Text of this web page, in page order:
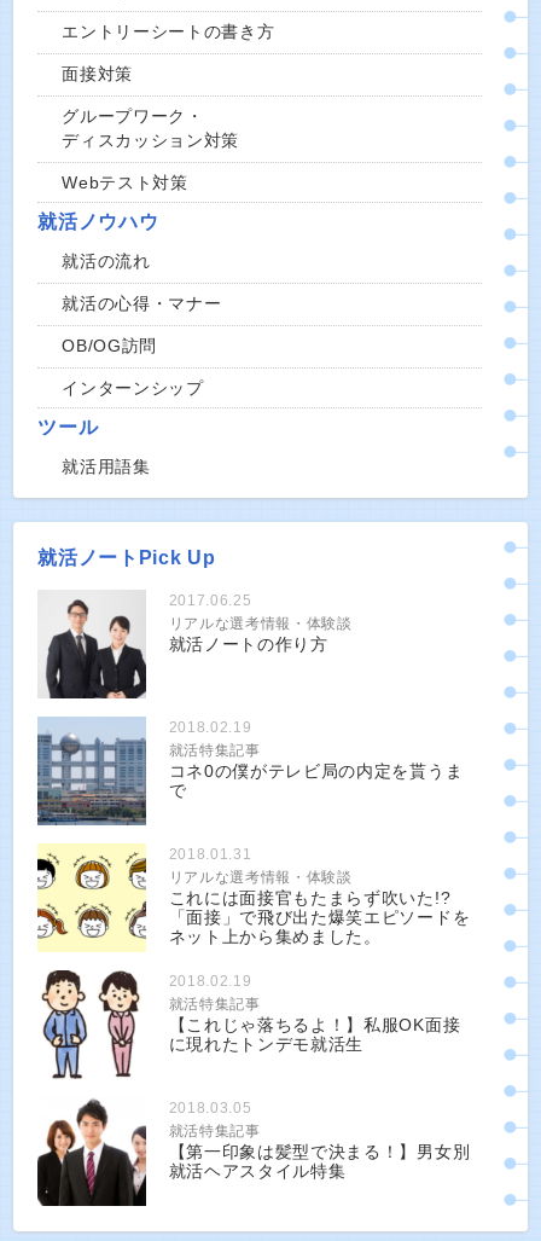
エントリーシートの書き方
面接対策
グループワーク・
ディスカッション対策
Webテスト対策
就活ノウハウ
就活の流れ
就活の心得・マナー
OB/OG訪問
インターンシップ
ツール
就活用語集
就活ノートPick Up
2017.06.25
リアルな選考情報・体験談
就活ノートの作り方
2018.02.19
就活特集記事
コネ0の僕がテレビ局の内定を貰うま
で
2018.01.31
リアルな選考情報・体験談
これには面接官もたまらず吹いた!?
「面接」で飛び出た爆笑エピソードを
ネット上から集めました。
2018.02.19
就活特集記事
【これじゃ落ちるよ！】私服OK面接
に現れたトンデモ就活生
2018.03.05
就活特集記事
【第一印象は髪型で決まる！】男女別
就活ヘアスタイル特集